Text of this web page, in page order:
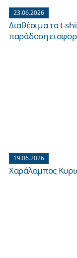
23.06.2026
Διαθέσιμα τα t-
παράδοση
19.06.2026
Χαράλαμπος